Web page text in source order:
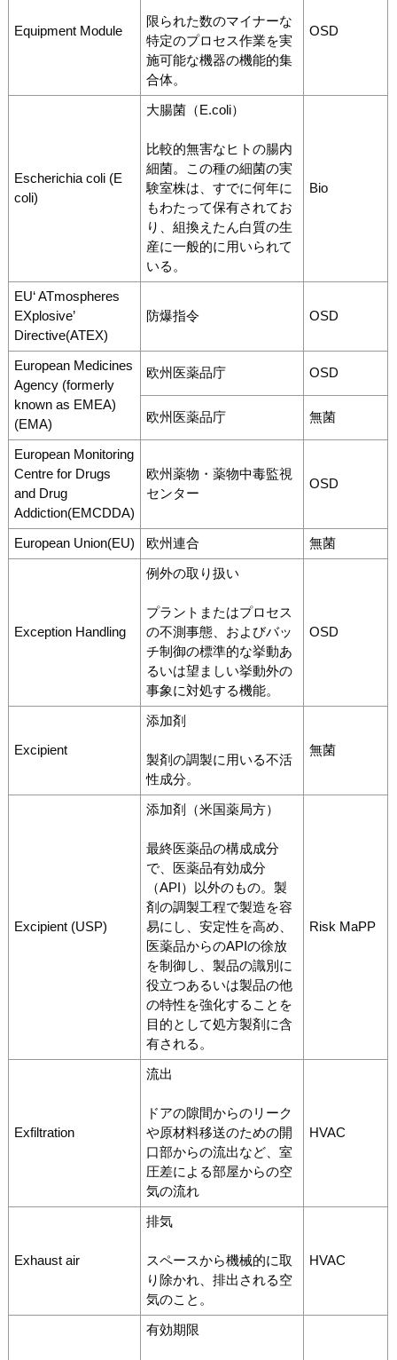
Equipment Module
限られた数のマイナーな
特定のプロセス作業を実
施可能な機器の機能的集
合体。
OSD
Escherichia coli (E
coli)
大腸菌（E.coli）
比較的無害なヒトの腸内
細菌。この種の細菌の実
験室株は、すでに何年に
もわたって保有されてお
り、組換えたん白質の生
産に一般的に用いられて
いる。
Bio
EU‘ ATmospheres
EXplosive’
Directive(ATEX)
防爆指令 OSD
European Medicines
Agency (formerly
known as EMEA)
(EMA)
欧州医薬品庁 OSD
欧州医薬品庁 無菌
European Monitoring
Centre for Drugs
and Drug
Addiction(EMCDDA)
欧州薬物・薬物中毒監視
センター
OSD
European Union(EU) 欧州連合 無菌
Exception Handling
例外の取り扱い
プラントまたはプロセス
の不測事態、およびバッ
チ制御の標準的な挙動あ
るいは望ましい挙動外の
事象に対処する機能。
OSD
Excipient
添加剤
製剤の調製に用いる不活
性成分。
無菌
Excipient (USP)
添加剤（米国薬局方）
最終医薬品の構成成分
で、医薬品有効成分
（API）以外のもの。製
剤の調製工程で製造を容
易にし、安定性を高め、
医薬品からのAPIの徐放
を制御し、製品の識別に
役立つあるいは製品の他
の特性を強化することを
目的として処方製剤に含
有される。
Risk MaPP
Exfiltration
流出
ドアの隙間からのリーク
や原材料移送のための開
口部からの流出など、室
圧差による部屋からの空
気の流れ
HVAC
Exhaust air
排気
スペースから機械的に取
り除かれ、排出される空
気のこと。
HVAC
有効期限